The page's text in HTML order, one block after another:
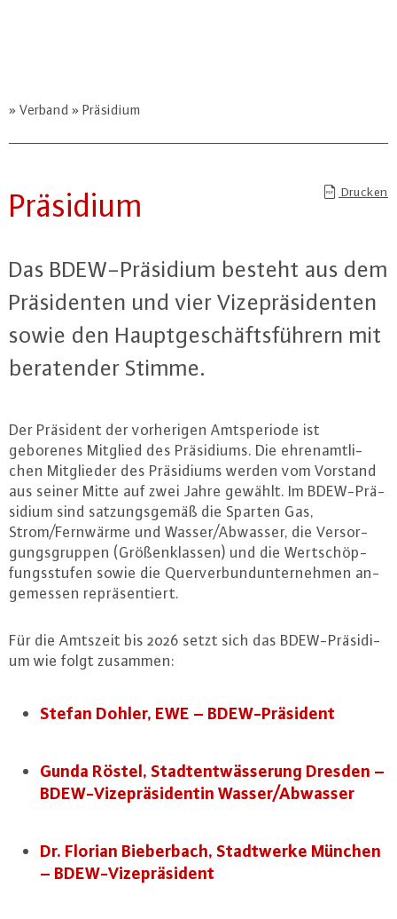
Verband Präsidium
Drucken
Präsidium
Das BDEW-Prä­si­di­um besteht aus dem
Prä­si­den­ten und vier Vi­ze­prä­si­den­ten
sowie den Haupt­ge­schäfts­füh­rern mit
be­ra­ten­der Stimme.
Der Präsident der vor­he­ri­gen Amts­pe­ri­ode ist
geborenes Mitglied des Prä­si­di­ums. Die eh­ren­amt­li­
chen Mit­glie­der des Prä­si­di­ums werden vom Vorstand
aus seiner Mitte auf zwei Jahre gewählt. Im BDEW-Prä­
si­di­um sind sat­zungs­ge­mäß die Sparten Gas,
Strom/Fernwärme und Wasser/Abwasser, die Ver­sor­
gungs­grup­pen (Grö­ßen­klas­sen) und die Wert­schöp­
fungs­stu­fen sowie die Quer­ver­bund­un­ter­neh­men an­
ge­mes­sen re­prä­sen­tiert.
Für die Amtszeit bis 2026 setzt sich das BDEW-Prä­si­di­
um wie folgt zusammen:
Stefan Dohler, EWE – BDEW-Prä­si­dent
Gunda Röstel, Stadt­ent­wäs­se­rung Dresden –
BDEW-Vi­ze­prä­si­den­tin Wasser/Abwasser
Dr. Florian Bie­ber­bach, Stadt­wer­ke München
– BDEW-Vi­ze­prä­si­dent